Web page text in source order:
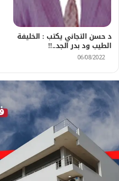
د حسن التجاني يكتب : الخليفة
الطيب ود بدر الجد..!!
06/08/2022